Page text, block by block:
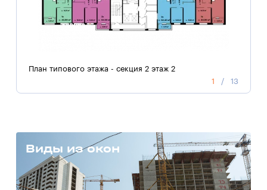
План типового этажа - секция 2 этаж 2
1
/ 13
Виды из окон